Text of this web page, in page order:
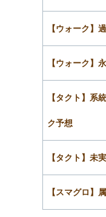
【ウォーク】
【ウォーク】
【タクト】系
ク予想
【タクト】未
【スマグロ】